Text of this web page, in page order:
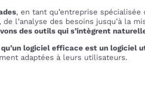
, en tant qu’entreprise spécialisée
de l’analyse des besoins jusqu’à la
des outils qui s’intègrent
qu’un logiciel efficace est un logiciel
adaptées à leurs utilisateurs.